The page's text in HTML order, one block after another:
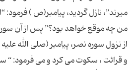
میرند”، نازل گردید، پیامبر(ص )
من چه موقع خواهد بود؟” پس از آن
از نزول سوره نصر، پیامبر (صلى الله علیه
و قرائت ، سكوت مى كرد و مى فرمود: “